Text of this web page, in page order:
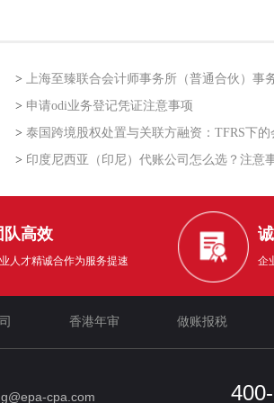
> 上海至臻联合会计师事务所（普通合伙）事务所成功入选上海市企业
> 申请odi业务登记凭证注意事项
> 泰国跨境股权处置与关联方融资：TFRS下的会计难题与泰国利得
> 印度尼西亚（印尼）代账公司怎么选？注意
队高效
人才精诚合作为服务提速 企
香港年审 做账报税
cpa.com